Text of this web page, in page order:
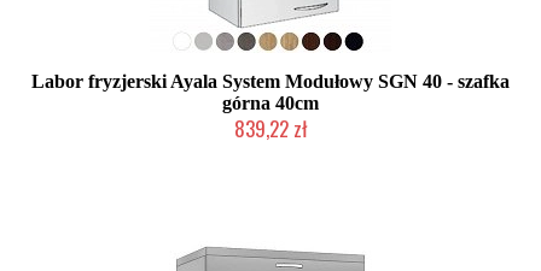
Labor fryzjerski Ayala System Modułowy SGN 40 - szafka
górna 40cm
839,22 zł